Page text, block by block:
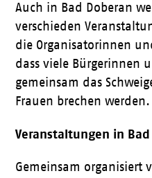
Auch in Bad Doberan
verschieden
die Organisatorinnen
dass viele Bürgerinnen
gemeinsam das
Frauen brechen werden.
Veranstaltungen in Bad
Gemeinsam organisiert